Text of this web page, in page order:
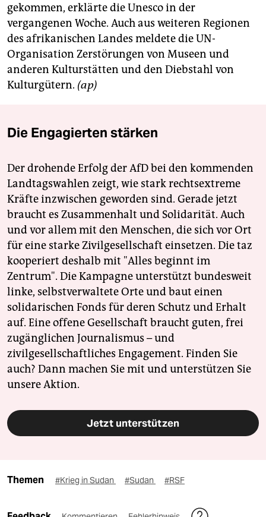
gekommen, erklärte die Unesco in der
vergangenen Woche. Auch aus weiteren Regionen
des afrikanischen Landes meldete die UN-
Organisation Zerstörungen von Museen und
anderen Kulturstätten und den Diebstahl von
Kulturgütern. (ap)
Die Engagierten stärken
Der drohende Erfolg der AfD bei den kommenden
Landtagswahlen zeigt, wie stark rechtsextreme
Kräfte inzwischen geworden sind. Gerade jetzt
braucht es Zusammenhalt und Solidarität. Auch
und vor allem mit den Menschen, die sich vor Ort
für eine starke Zivilgesellschaft einsetzen. Die taz
kooperiert deshalb mit "Alles beginnt im
Zentrum". Die Kampagne unterstützt bundesweit
linke, selbstverwaltete Orte und baut einen
solidarischen Fonds für deren Schutz und Erhalt
auf. Eine offene Gesellschaft braucht guten, frei
zugänglichen Journalismus – und
zivilgesellschaftliches Engagement. Finden Sie
auch? Dann machen Sie mit und unterstützen Sie
unsere Aktion.
Jetzt unterstützen
Themen #Krieg in Sudan #Sudan #RSF